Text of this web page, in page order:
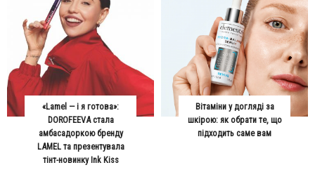
«Lamel — і я готова»:
DOROFEEVA стала
амбасадоркою бренду
LAMEL та презентувала
тінт-новинку Ink Kiss
Вітаміни у догляді за
шкірою: як обрати те, що
підходить саме вам